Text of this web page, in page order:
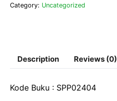
Category: Uncategorized
Description Reviews (0)
Kode Buku : SPP02404